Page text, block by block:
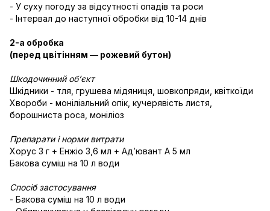
- У суху погоду за відсутності опадів та роси
- Інтервал до наступної обробки від 10-14 днів
2-а обробка
(перед цвітінням — рожевий бутон)
Шкодочинний об’єкт
Шкідники - тля, грушева мідяниця, шовкопряди, квіткоїди
Хвороби - моніліальний опік, кучерявість листя,
борошниста роса, моніліоз
Препарати і норми витрати
Хорус 3 г + Енжіо 3,6 мл + Адʼювант А 5 мл
Бакова суміш на 10 л води
Спосіб застосування
- Бакова суміш на 10 л води